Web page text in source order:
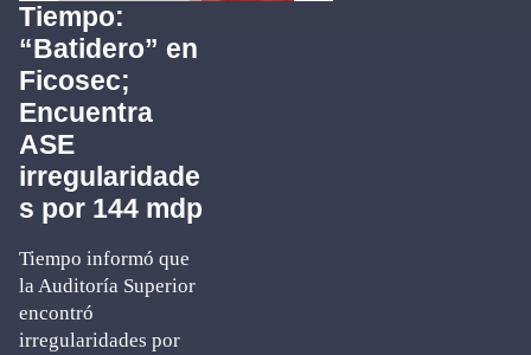
Tiempo:
“Batidero” en
Ficosec;
Encuentra
ASE
irregularidade
s por 144 mdp
Tiempo informó que
la Auditoría Superior
encontró
irregularidades por